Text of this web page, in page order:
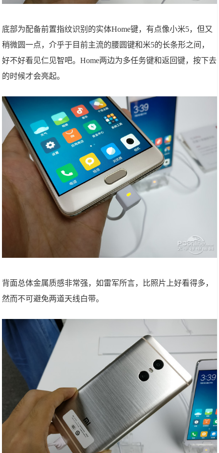
底部为配备前置指纹识别的实体Home键，有点像小米5，但又
稍微圆一点，介乎于目前主流的腰圆键和米5的长条形之间，
好不好看见仁见智吧。Home两边为多任务键和返回键，按下去
的时候才会亮起。
背面总体金属质感非常强，如雷军所言，比照片上好看得多，
然而不可避免两道天线白带。